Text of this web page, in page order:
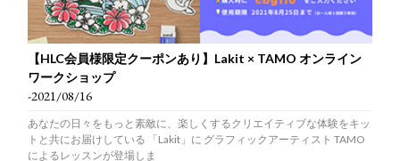
【HLC会員様限定クーポンあり】Lakit × TAMO オンライン
ワークショップ
-2021/08/16
あなたの日々をもっと素敵に、楽しくするクリエイティブな体験をキッ
トと共にお届けしている 「Lakit」に グラフィックアーティスト TAMO
によるレッスンが登場しま